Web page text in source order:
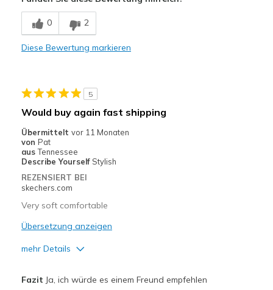
Breathe Well
Comfortable
Travel
Width
Sizing
View On Shoes
Shoes are for Wearing
0 2
Diese Bewertung markieren
5
Would buy again fast shipping
Übermittelt vor 11 Monaten
von Pat
aus Tennessee
Describe Yourself Stylish
REZENSIERT BEI
skechers.com
Very soft comfortable
Übersetzung anzeigen
mehr Details
Fazit Ja, ich würde es einem Freund empfehlen